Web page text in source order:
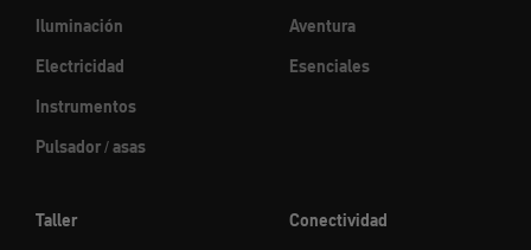
Iluminación
Electricidad
Instrumentos
Pulsador / asas
Aventura
Esenciales
Taller
Conectividad